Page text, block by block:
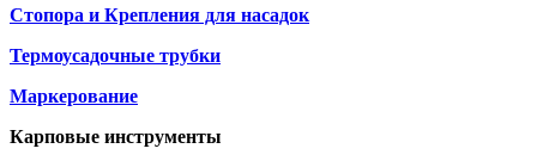
Стопора и Крепления для насадок
Термоусадочные трубки
Маркерование
Карповые инструменты